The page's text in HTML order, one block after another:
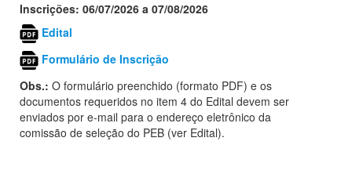
Inscrições: 06/07/2026 a 07/08/2026
Edital
Formulário de Inscrição
Obs.: O formulário preenchido (formato PDF) e os
documentos requeridos no item 4 do Edital devem ser
enviados por e-mail para o endereço eletrônico da
comissão de seleção do PEB (ver Edital).